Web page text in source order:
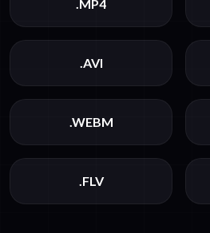
.MP4
.AVI
.WEBM
.FLV